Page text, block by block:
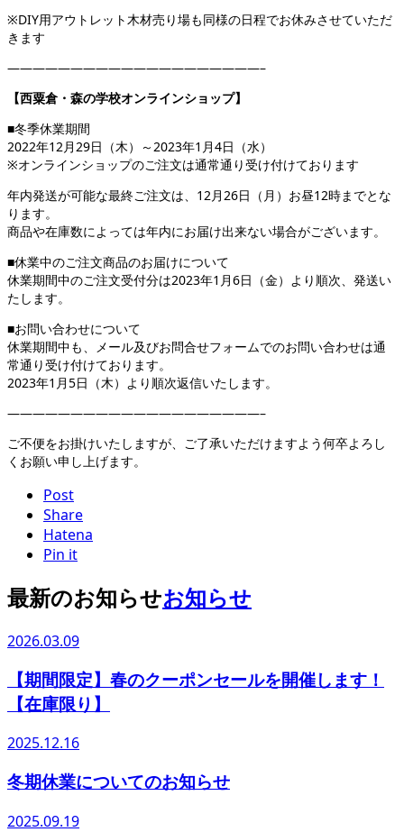
※DIY用アウトレット木材売り場も同様の日程でお休みさせていただ
きます
————————————————————–
【西粟倉・森の学校オンラインショップ】
■冬季休業期間
2022年12月29日（木）～2023年1月4日（水）
※オンラインショップのご注文は通常通り受け付けております
年内発送が可能な最終ご注文は、12月26日（月）お昼12時までとな
ります。
商品や在庫数によっては年内にお届け出来ない場合がございます。
■休業中のご注文商品のお届けについて
休業期間中のご注文受付分は2023年1月6日（金）より順次、発送い
たします。
■お問い合わせについて
休業期間中も、メール及びお問合せフォームでのお問い合わせは通
常通り受け付けております。
2023年1月5日（木）より順次返信いたします。
————————————————————–
ご不便をお掛けいたしますが、ご了承いただけますよう何卒よろし
くお願い申し上げます。
Post
Share
Hatena
Pin it
最新のお知らせお知らせ
2026.03.09
【期間限定】春のクーポンセールを開催します！
【在庫限り】
2025.12.16
冬期休業についてのお知らせ
2025.09.19